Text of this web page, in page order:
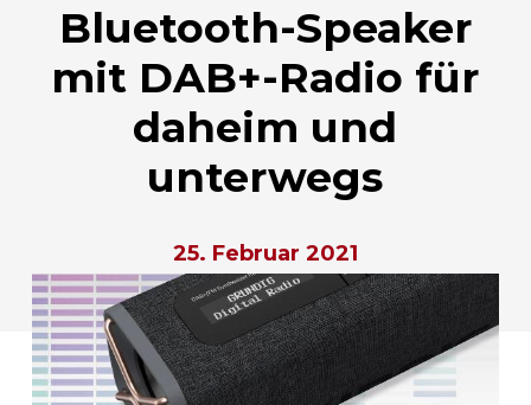
Bluetooth-Speaker
mit DAB+-Radio für
daheim und
unterwegs
25. Februar 2021